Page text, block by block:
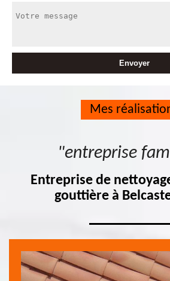
Mes
"entreprise
Entreprise de
gouttière à